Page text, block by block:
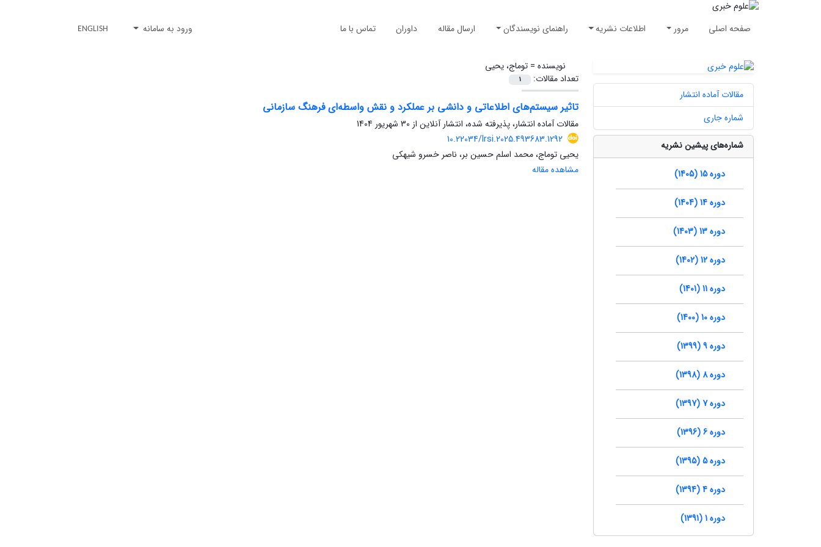
صفحه اصلی مرور اطلاعات نشریه راهنمای نویسندگان ارسال مقاله داوران تماس با ما ورود به سامانه ENGLISH
نویسنده =توماج، یحیی
تعداد مقالات:
1
تاثیر سیستم‌های اطلاعاتی و دانشی بر عملکرد و نقش واسطه‌ای فرهنگ سازمانی
مقالات آماده انتشار، پذیرفته شده، انتشار آنلاین از 30 شهریور 1404
10.22034/lrsi.2025.493683.1292
یحیی توماج، محمد اسلم حسین بر، ناصر خسرو شیهکی
مشاهده مقاله
مقالات آماده انتشار
شماره جاری
شماره‌های پیشین نشریه
دوره 15 (1405)
دوره 14 (1404)
دوره 13 (1403)
دوره 12 (1402)
دوره 11 (1401)
دوره 10 (1400)
دوره 9 (1399)
دوره 8 (1398)
دوره 7 (1397)
دوره 6 (1396)
دوره 5 (1395)
دوره 4 (1394)
دوره 1 (1391)